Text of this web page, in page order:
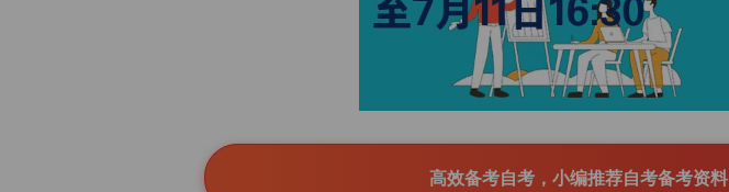
高效备考自考，小编推荐自考备考资料